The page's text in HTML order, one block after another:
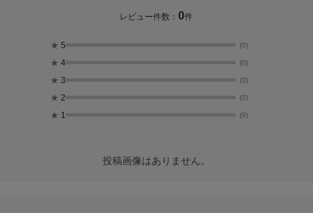
レビュー件数：0件
★ 5 (0)
★ 4 (0)
★ 3 (0)
★ 2 (0)
★ 1 (0)
投稿画像はありません。